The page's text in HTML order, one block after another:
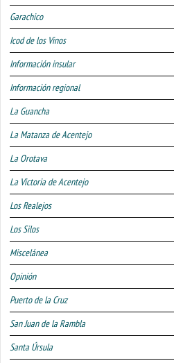
Garachico
Icod de los Vinos
Información insular
Información regional
La Guancha
La Matanza de Acentejo
La Orotava
La Victoria de Acentejo
Los Realejos
Los Silos
Miscelánea
Opinión
Puerto de la Cruz
San Juan de la Rambla
Santa Úrsula